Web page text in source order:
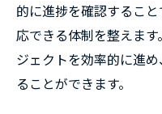
的に進捗を確認するこ
応できる体制を整えま
ジェクトを効率的に進
ることができます。